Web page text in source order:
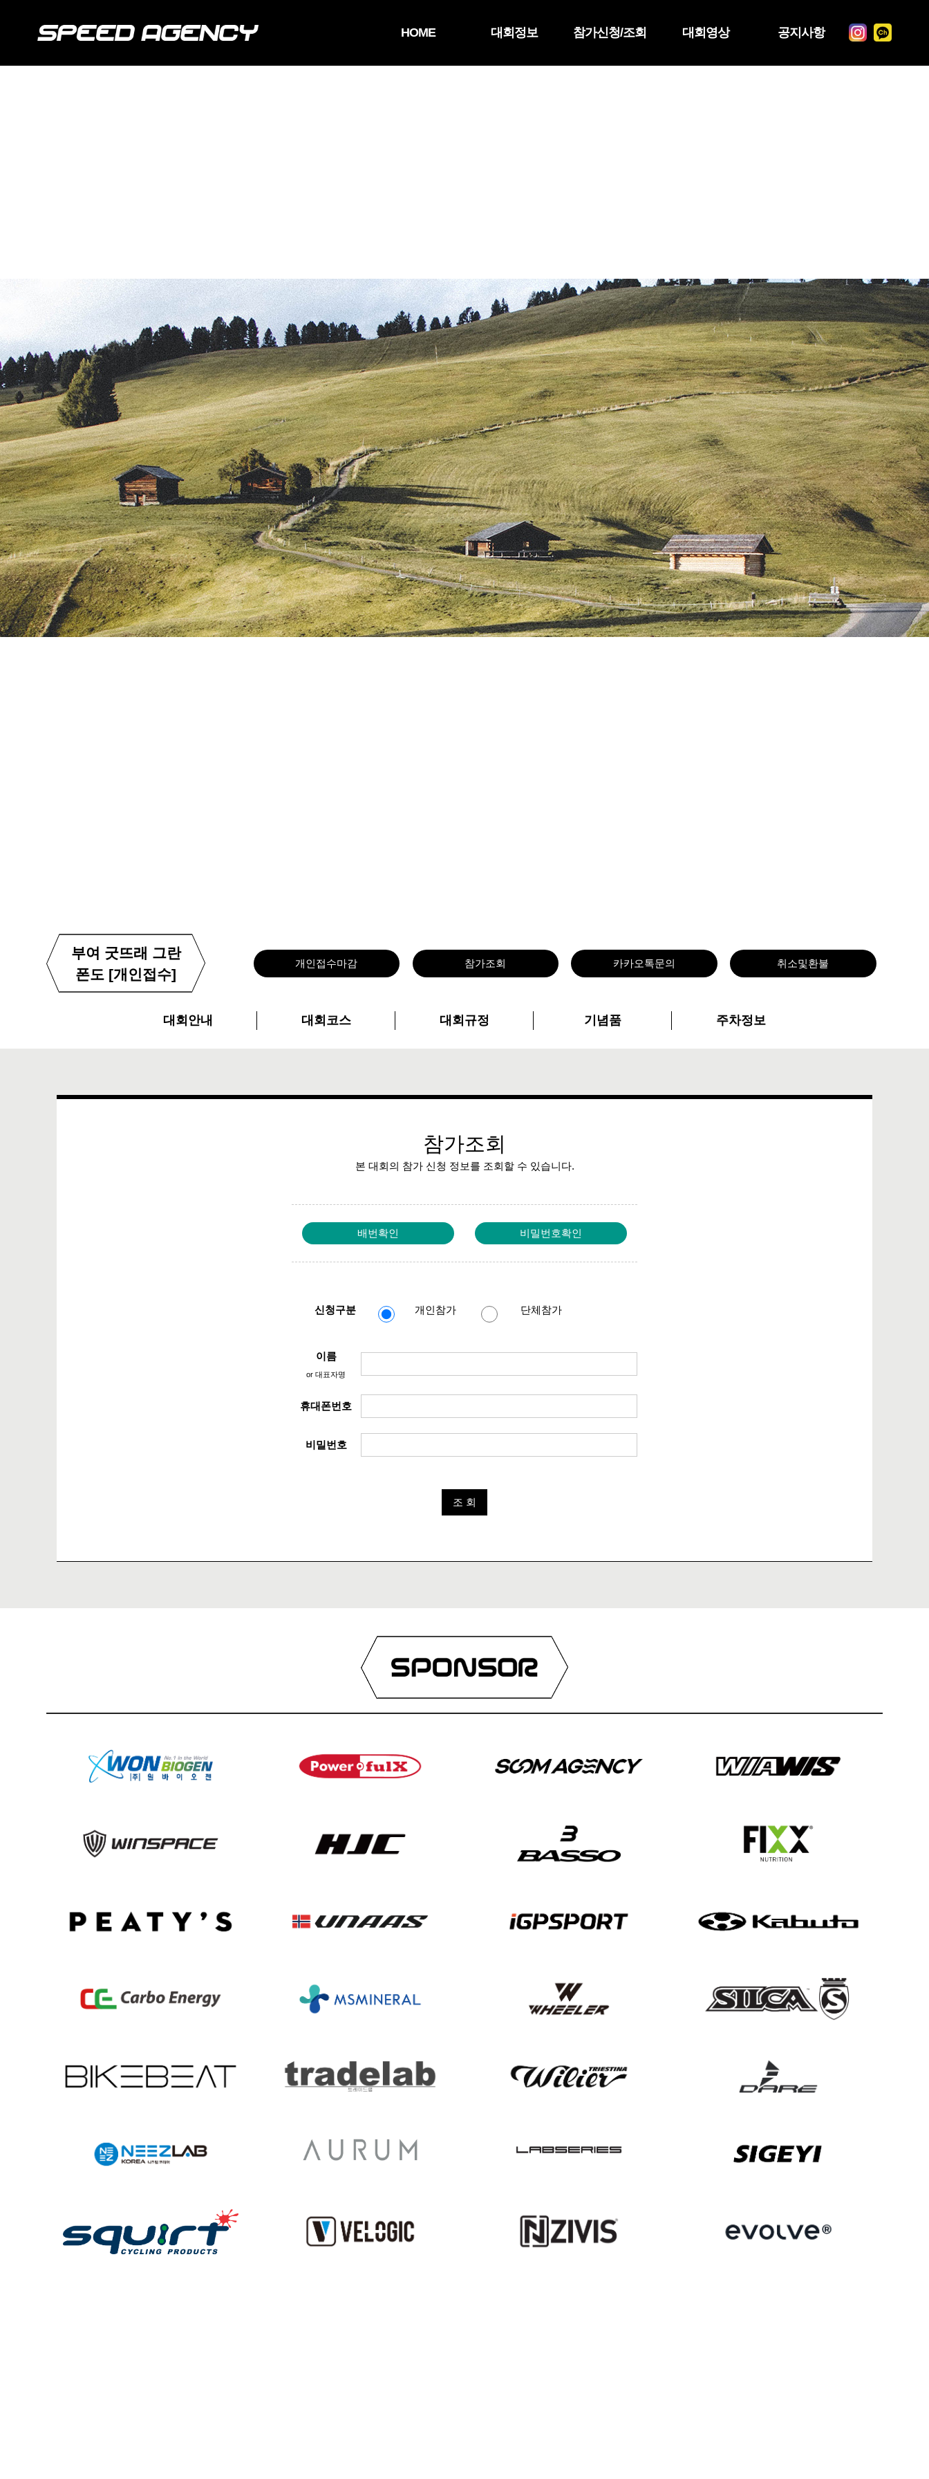
HOME 대회정보 참가신청/조회 대회영상 공지사항
부여 굿뜨래 그란
폰도 [개인접수]
개인접수마감 참가조회 카카오톡문의 취소및환불
대회안내 대회코스 대회규정 기념품 주차정보
참가조회
본 대회의 참가 신청 정보를 조회할 수 있습니다.
배번확인 비밀번호확인
신청구분 개인참가 단체참가
이름
or 대표자명
휴대폰번호
비밀번호
조 회